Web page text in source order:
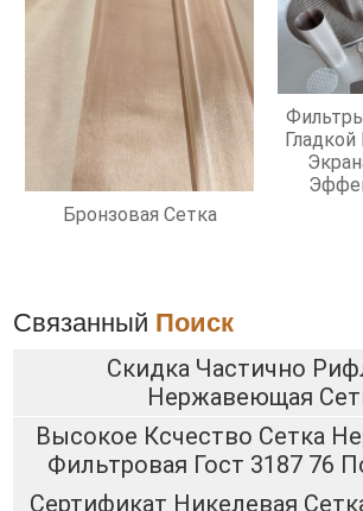
Бронзовая Сетка
Связанный Поиск
Скидка Частично
Нержавеющая
Высокое Ксчество Сетка
Фильтровая Гост 3187 76
Сертификат Никелевая